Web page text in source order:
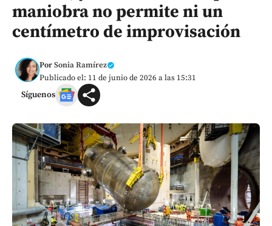
maniobra no permite ni un
centímetro de improvisación
PorSonia Ramírez
Publicado el: 11 de junio de 2026 a las 15:31
Síguenos